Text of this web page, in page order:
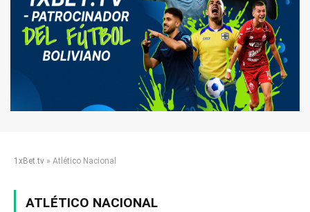
1xBet.tv » Atlético Nacional
ATLÉTICO NACIONAL